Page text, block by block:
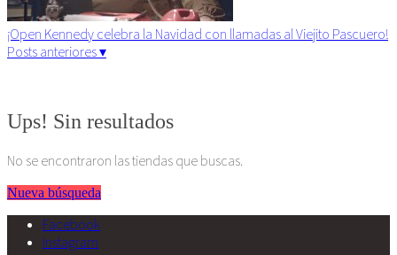
¡Open Kennedy celebra la Navidad con llamadas al Viejito Pascuero!
Posts anteriores ▾
Ups! Sin resultados
No se encontraron las tiendas que buscas.
Nueva búsqueda
Facebook
Instagram